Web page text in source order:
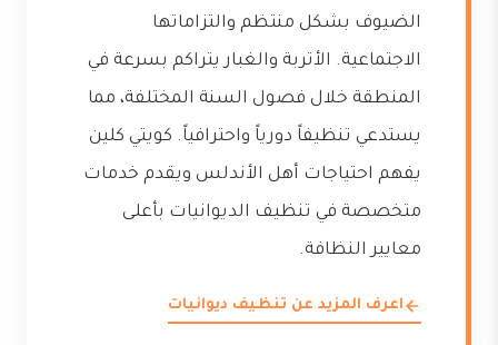
الضيوف بشكل منتظم والتزاماتها
الاجتماعية. الأتربة والغبار يتراكم بسرعة في
المنطقة خلال فصول السنة المختلفة، مما
يستدعي تنظيفاً دورياً واحترافياً. كويتي كلين
يفهم احتياجات أهل الأندلس ويقدم خدمات
متخصصة في تنظيف الديوانيات بأعلى
معايير النظافة.
اعرف المزيد عن تنظيف ديوانيات